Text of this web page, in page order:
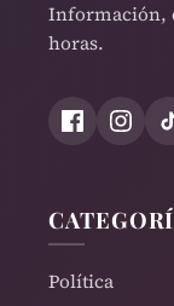
Información,
horas.
Política